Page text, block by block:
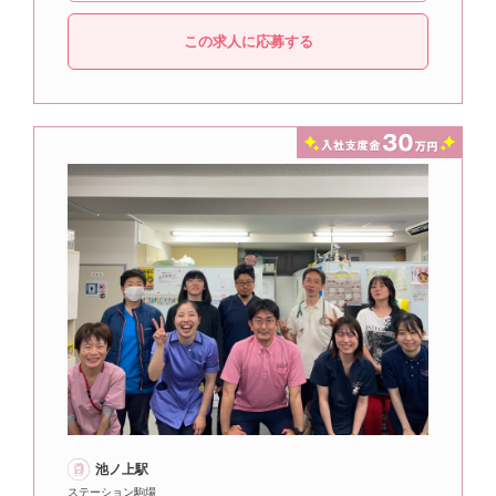
この求人に応募する
池ノ上駅
ステーション駒場